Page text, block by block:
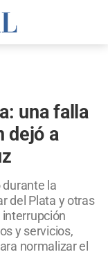
una falla
dejó a
durante la
del Plata y otras
interrupción
y servicios,
normalizar el